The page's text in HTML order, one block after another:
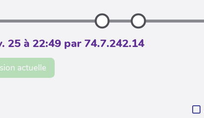
25 à 22:49 par 74.7.242.14
actuelle